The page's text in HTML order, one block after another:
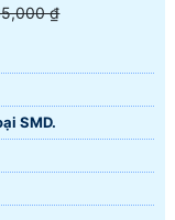
₫
SMD.